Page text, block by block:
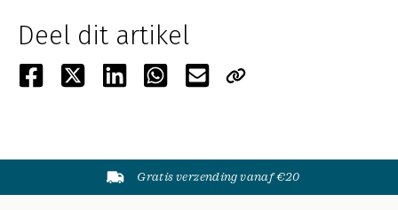
Deel dit artikel
Gratis verzending vanaf €20